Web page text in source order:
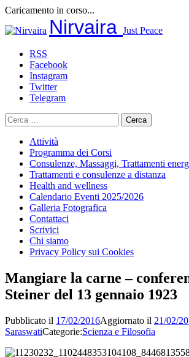
Caricamento in corso...
al
Nirvaira Just Peace
RSS
Facebook
Instagram
Twitter
Telegram
Ricerca
per:
Attività
Programma dei Corsi
Consulenze, Massaggi, Trattamenti
Trattamenti e consulenze a distanza
Health and wellness
Calendario Eventi 2025/2026
Galleria Fotografica
Contattaci
Scrivici
Chi siamo
Privacy Policy sui Cookies
Mangiare la carne –
Steiner del 13 gennaio 1923
Pubblicato il 17/02/2016Aggiornato il 21/02/
SaraswatiCategorie:Scienza e Filosofia